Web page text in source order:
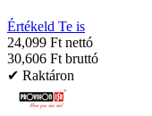
Értékeld Te is
24,099 Ft nettó
30,606 Ft bruttó
✔ Raktáron